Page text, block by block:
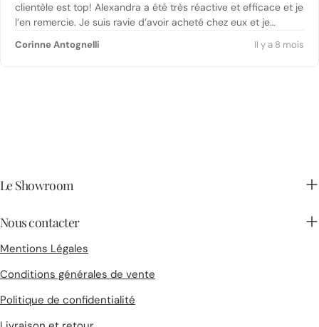
clientèle est top! Alexandra a été très réactive et efficace et je
l’en remercie. Je suis ravie d’avoir acheté chez eux et je
Corinne Antognelli Il y a 8 mois
Le Showroom
Nous contacter
Mentions Légales
Conditions générales de vente
Politique de confidentialité